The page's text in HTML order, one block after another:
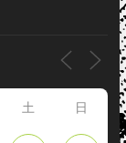
土 日